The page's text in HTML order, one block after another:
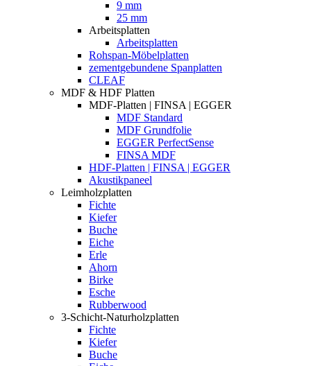
9 mm
25 mm
Arbeitsplatten
Arbeitsplatten
Rohspan-Möbelplatten
zementgebundene Spanplatten
CLEAF
MDF & HDF Platten
MDF-Platten | FINSA | EGGER
MDF Standard
MDF Grundfolie
EGGER PerfectSense
FINSA MDF
HDF-Platten | FINSA | EGGER
Akustikpaneel
Leimholzplatten
Fichte
Kiefer
Buche
Eiche
Erle
Ahorn
Birke
Esche
Rubberwood
3-Schicht-Naturholzplatten
Fichte
Kiefer
Buche